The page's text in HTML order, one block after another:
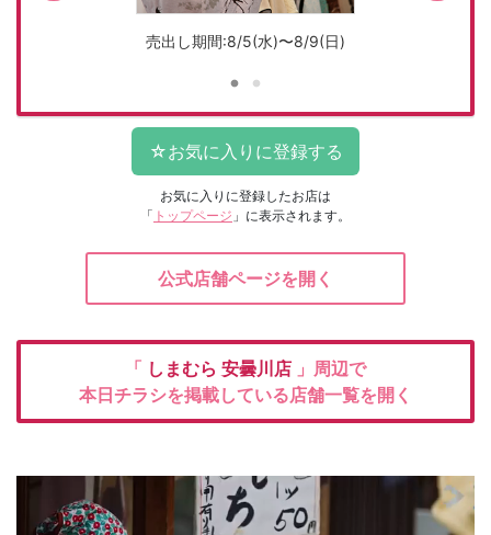
売出し期間:8/5(水)〜8/9(日)
お気に入りに登録したお店は
「 トップページ 」に表示されます。
公式店舗ページを開く
「 しまむら 安曇川店 」周辺で
本日チラシを掲載している店舗一覧を開く